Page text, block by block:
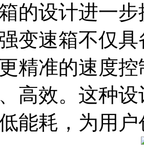
的设计进一
变速箱不仅
精准的速度
高效。这种
能耗，为用